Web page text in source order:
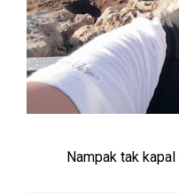
Nampak tak